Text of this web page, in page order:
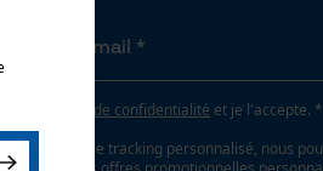
politique de confidentialité et je l'accepte. *
vous acceptez le tracking personnalisé, nous